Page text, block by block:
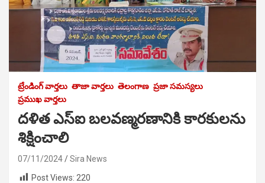
ట్రేండింగ్ వార్తలు తాజా వార్తలు తెలంగాణ ప్రజా సమస్యలు
ప్రముఖ వార్తలు
దళిత ఎస్ఐ బలవణ్మరణానికి కారకులను
శిక్షించాలి
07/11/2024
Sira News
Post Views: 220